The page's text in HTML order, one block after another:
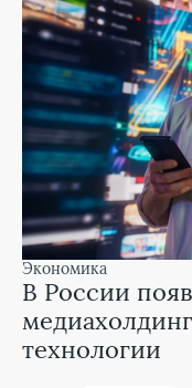
экономика
В России
технологии